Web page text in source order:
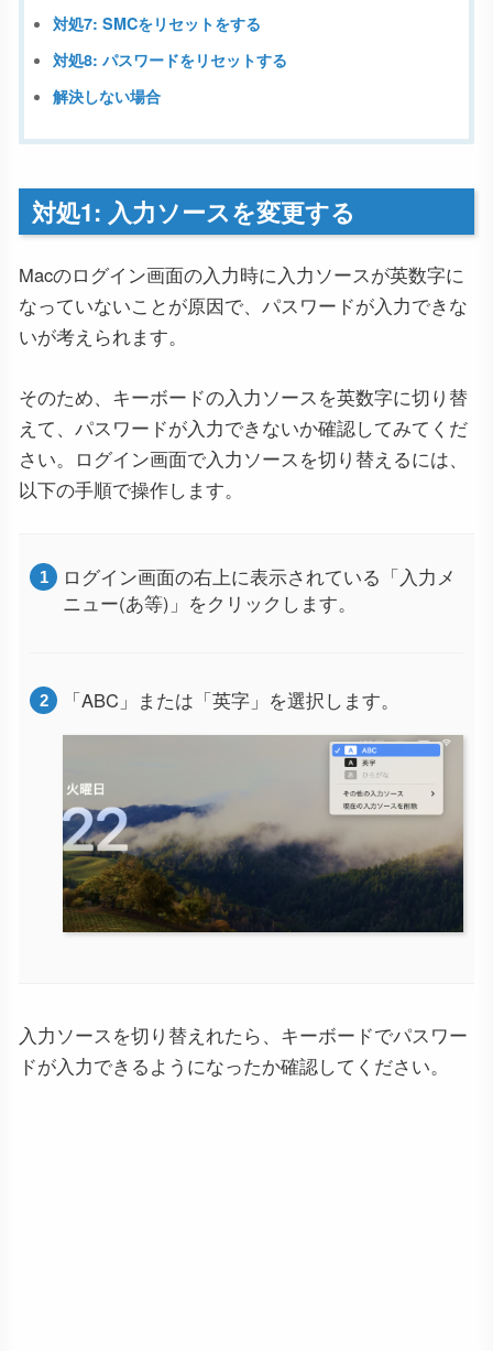
対処7: SMCをリセットをする
対処8: パスワードをリセットする
解決しない場合
対処1: 入力ソースを変更する
Macのログイン画面の入力時に入力ソースが英数字に
なっていないことが原因で、パスワードが入力できな
いが考えられます。
そのため、キーボードの入力ソースを英数字に切り替
えて、パスワードが入力できないか確認してみてくだ
さい。ログイン画面で入力ソースを切り替えるには、
以下の手順で操作します。
ログイン画面の右上に表示されている「入力メ
ニュー(あ等)」をクリックします。
「ABC」または「英字」を選択します。
入力ソースを切り替えれたら、キーボードでパスワー
ドが入力できるようになったか確認してください。